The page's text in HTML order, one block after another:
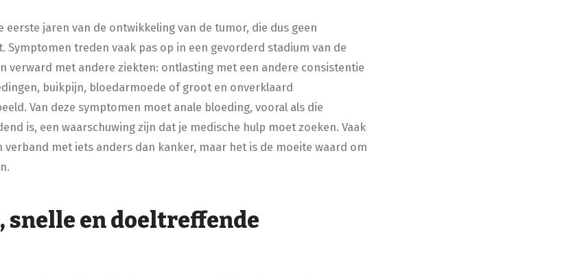
eerste jaren van de ontwikkeling van de tumor, die dus geen
Symptomen treden vaak pas op in een gevorderd stadium van de
verward met andere ziekten: ontlasting met een andere consistentie
buikpijn, bloedarmoede of groot en onverklaard
Van deze symptomen moet anale bloeding, vooral als die
is, een waarschuwing zijn dat je medische hulp moet zoeken. Vaak
verband met iets anders dan kanker, maar het is de moeite waard om
snelle en doeltreffende